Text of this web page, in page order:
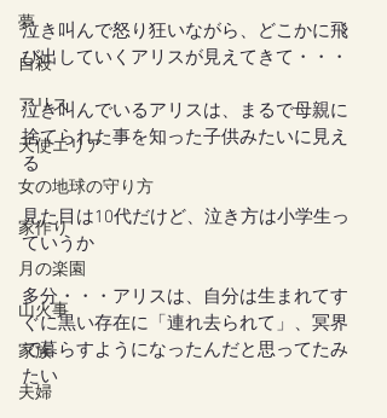
夢
自殺
アリス
天使エリア
女の地球の守り方
家作り
月の楽園
山火事
家族
夫婦
泣き叫んで怒り狂いながら、どこかに飛
び出していくアリスが見えてきて・・・
泣き叫んでいるアリスは、まるで母親に
捨てられた事を知った子供みたいに見え
る
見た目は10代だけど、泣き方は小学生っ
ていうか
多分・・・アリスは、自分は生まれてす
ぐに黒い存在に「連れ去られて」、冥界
で暮らすようになったんだと思ってたみ
たい